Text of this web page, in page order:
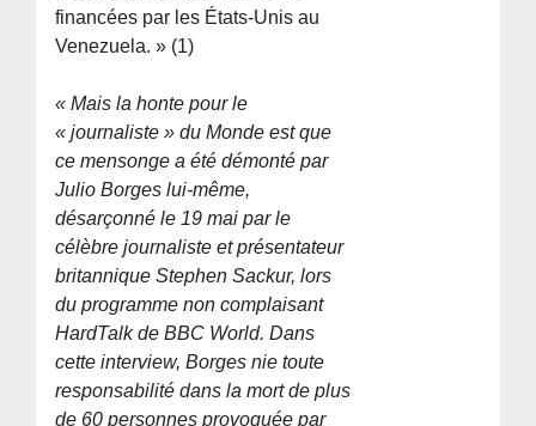
financées par les États-Unis au
Venezuela. » (1)
« Mais la honte pour le
« journaliste » du Monde est que
ce mensonge a été démonté par
Julio Borges lui-même,
désarçonné le 19 mai par le
célèbre journaliste et présentateur
britannique Stephen Sackur, lors
du programme non complaisant
HardTalk de BBC World. Dans
cette interview, Borges nie toute
responsabilité dans la mort de plus
de 60 personnes provoquée par